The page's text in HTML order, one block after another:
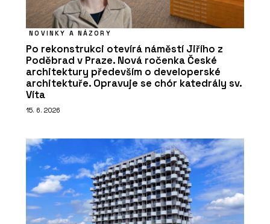
NOVINKY A NÁZORY
Po rekonstrukci otevírá náměstí Jiřího z
Poděbrad v Praze. Nová ročenka České
architektury především o developerské
architektuře. Opravuje se chór katedrály sv.
Víta
15. 6. 2026